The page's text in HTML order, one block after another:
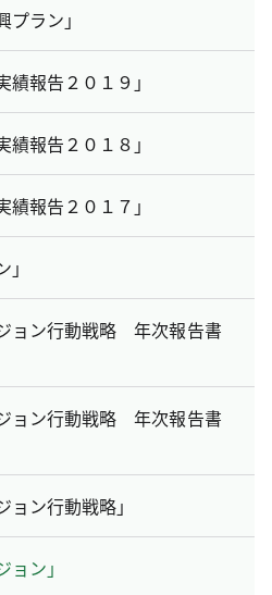
プラン」
績報告２０１９」
績報告２０１８」
績報告２０１７」
ョン行動戦略 年次報告書
ョン行動戦略 年次報告書
ョン行動戦略」
ョン」